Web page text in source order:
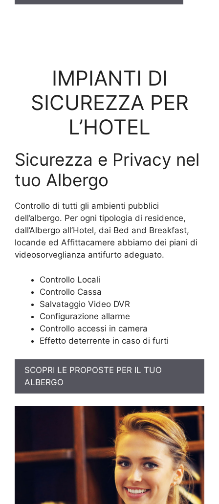
IMPIANTI DI
SICUREZZA PER
L’HOTEL
Sicurezza e Privacy nel
tuo Albergo
Controllo di tutti gli ambienti pubblici
dell’albergo. Per ogni tipologia di residence,
dall’Albergo all’Hotel, dai Bed and Breakfast,
locande ed Affittacamere abbiamo dei piani di
videosorveglianza antifurto adeguato.
Controllo Locali
Controllo Cassa
Salvataggio Video DVR
Configurazione allarme
Controllo accessi in camera
Effetto deterrente in caso di furti
SCOPRI LE PROPOSTE PER IL TUO
ALBERGO